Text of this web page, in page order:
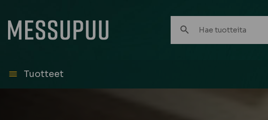
tuotteita:
Tuotteet